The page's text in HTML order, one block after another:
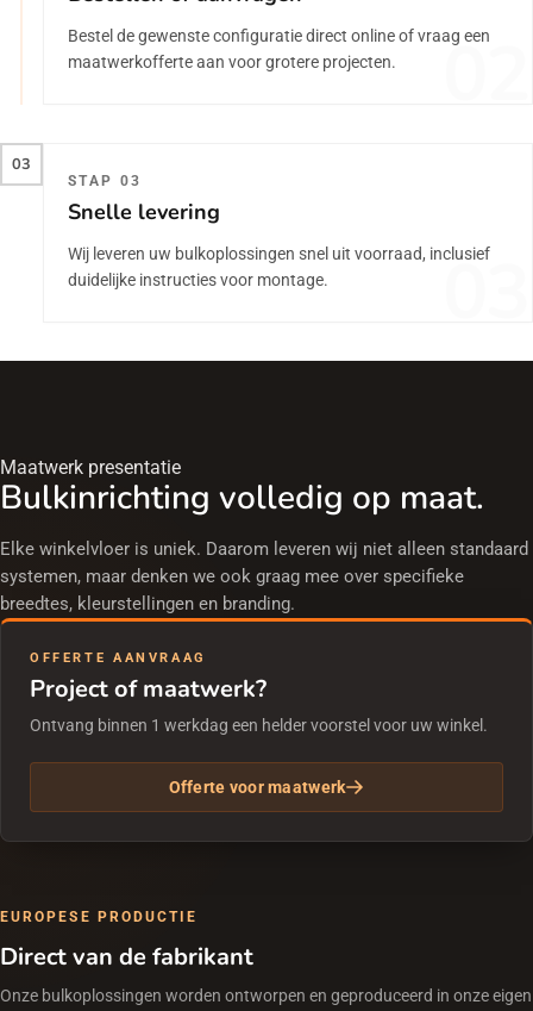
02
Bestel de gewenste configuratie direct online of vraag een
maatwerkofferte aan voor grotere projecten.
03
03
STAP 03
Snelle levering
Wij leveren uw bulkoplossingen snel uit voorraad, inclusief
duidelijke instructies voor montage.
Maatwerk presentatie
Bulkinrichting volledig op maat.
Elke winkelvloer is uniek. Daarom leveren wij niet alleen standaard
systemen, maar denken we ook graag mee over specifieke
breedtes, kleurstellingen en branding.
OFFERTE AANVRAAG
Project of maatwerk?
Ontvang binnen 1 werkdag een helder voorstel voor uw winkel.
Offerte voor maatwerk
EUROPESE PRODUCTIE
Direct van de fabrikant
Onze bulkoplossingen worden ontworpen en geproduceerd in onze eigen